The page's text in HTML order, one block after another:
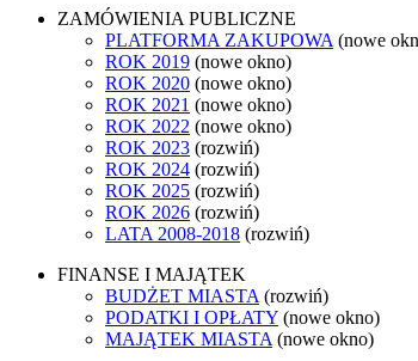
ZAMÓWIENIA PUBLICZNE
PLATFORMA ZAKUPOWA (nowe
ROK 2019 (nowe okno)
ROK 2020 (nowe okno)
ROK 2021 (nowe okno)
ROK 2022 (nowe okno)
ROK 2023 (rozwiń)
ROK 2024 (rozwiń)
ROK 2025 (rozwiń)
ROK 2026 (rozwiń)
LATA 2008-2018 (rozwiń)
FINANSE I MAJĄTEK
BUDŻET MIASTA (rozwiń)
PODATKI I OPŁATY (nowe okno)
MAJĄTEK MIASTA (nowe okno)